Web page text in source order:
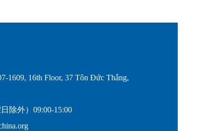
1609, 16th Floor, 37 Tôn Đức Thắng,
除外）09:00-15:00